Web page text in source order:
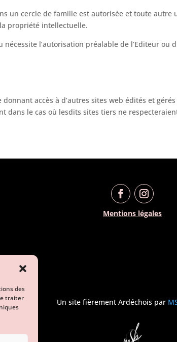
des
traiter
un cercle de famille est autorisée et toute
propriété intellectuelle.
l’autorisation préalable de l’Editeur
accès à d’autres sites web édités et
dans le cas où lesdits sites tiers ne
Mentions légales
Un site fièrement Ardéchois par